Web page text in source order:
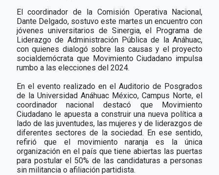
El coordinador de la Comisión Operativa Nacional,
Dante Delgado, sostuvo este martes un encuentro con
jóvenes universitarios de Sinergia, el Programa de
Liderazgo de Administración Pública de la Anáhuac,
con quienes dialogó sobre las causas y el proyecto
socialdemócrata que Movimiento Ciudadano impulsa
rumbo a las elecciones del 2024.
En el evento realizado en el Auditorio de Posgrados
de la Universidad Anáhuac México, Campus Norte, el
coordinador nacional destacó que Movimiento
Ciudadano le apuesta a construir una nueva política a
lado de las juventudes, las mujeres y de liderazgos de
diferentes sectores de la sociedad. En ese sentido,
refirió que el movimiento naranja es la única
organización en el país que tiene abiertas las puertas
para postular el 50% de las candidaturas a personas
sin militancia o afiliación partidista.